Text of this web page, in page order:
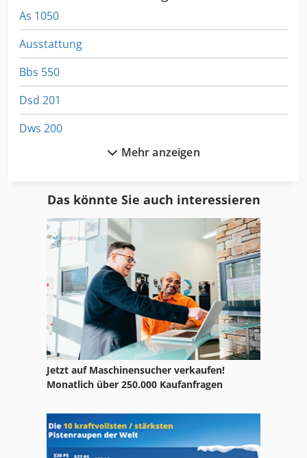
As 1050
Ausstattung
Bbs 550
Dsd 201
Dws 200
Elektrische Baumschere
Gl 172
Hand Gehrungssäge
Hsc 20 Linear
Idx 23
Ka 77
Kgs 1670
Leit Und Zugspindeldrehmaschine
Mehr anzeigen
Das könnte Sie auch interessieren
Jetzt auf Maschinensucher verkaufen!
Monatlich über 250.000 Kaufanfragen